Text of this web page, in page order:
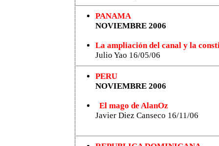
PANAMA
NOVIEMBRE 2006
La ampliación del canal y la
Julio Yao 16/05/06
PERU
NOVIEMBRE 2006
El mago de AlanOz
Javier Diez Canseco 16/11/06